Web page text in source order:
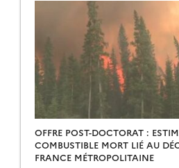
OFFRE POST-DOCTORAT :
COMBUSTIBLE MORT LIÉ AU
FRANCE MÉTROPOLITAINE